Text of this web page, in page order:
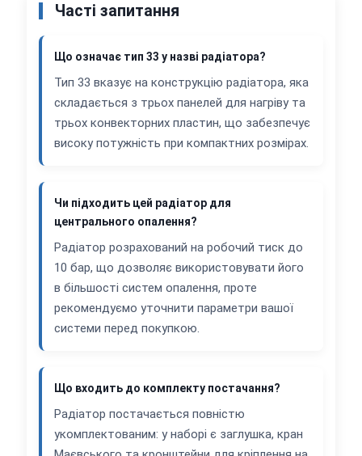
Часті запитання
Що означає тип 33 у назві радіатора?
Тип 33 вказує на конструкцію радіатора, яка
складається з трьох панелей для нагріву та
трьох конвекторних пластин, що забезпечує
високу потужність при компактних розмірах.
Чи підходить цей радіатор для
центрального опалення?
Радіатор розрахований на робочий тиск до
10 бар, що дозволяє використовувати його
в більшості систем опалення, проте
рекомендуємо уточнити параметри вашої
системи перед покупкою.
Що входить до комплекту постачання?
Радіатор постачається повністю
укомплектованим: у наборі є заглушка, кран